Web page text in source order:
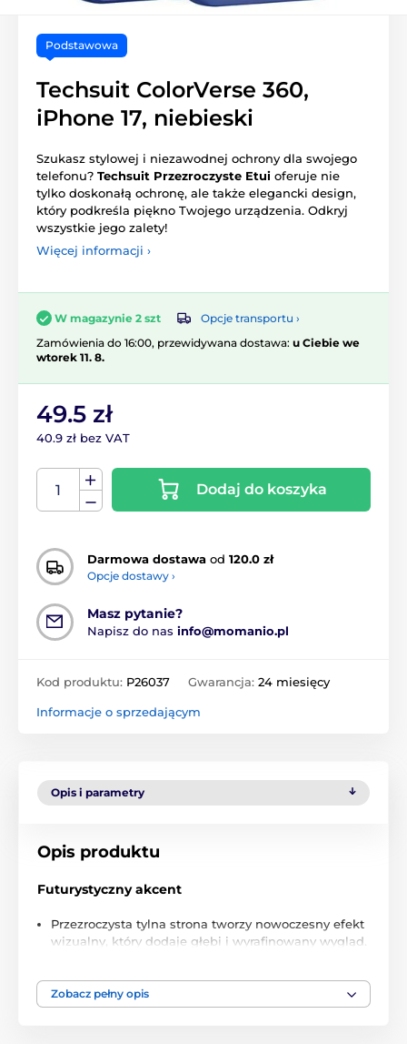
Podstawowa
Techsuit ColorVerse 360,
iPhone 17, niebieski
Szukasz stylowej i niezawodnej ochrony dla swojego
telefonu? Techsuit Przezroczyste Etui oferuje nie
tylko doskonałą ochronę, ale także elegancki design,
który podkreśla piękno Twojego urządzenia. Odkryj
wszystkie jego zalety!
Więcej informacji ›
W magazynie 2 szt
Opcje transportu ›
Zamówienia do 16:00, przewidywana dostawa: u Ciebie we
wtorek 11. 8.
49.5 zł
40.9 zł bez VAT
Dodaj do koszyka
Darmowa dostawa od 120.0 zł
Opcje dostawy ›
Masz pytanie?
Napisz do nas info@momanio.pl
Kod produktu: P26037 Gwarancja: 24 miesięcy
Informacje o sprzedającym
Opis i parametry
Opis produktu
Futurystyczny akcent
Przezroczysta tylna strona tworzy nowoczesny efekt
wizualny, który dodaje głębi i wyrafinowany wygląd.
Antypoślizgowe detale
Zobacz pełny opis